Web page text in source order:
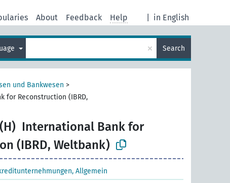
in English
About Feedback Help
× Search
und Bankwesen >
for Reconstruction (IBRD,
International Bank for
(IBRD, Weltbank)
Allgemein